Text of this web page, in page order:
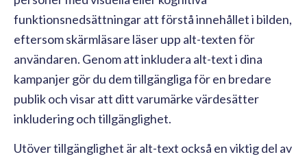
funktionsnedsättningar att förstå innehållet i bilden,
eftersom skärmläsare läser upp alt-texten för
användaren. Genom att inkludera alt-text i dina
kampanjer gör du dem tillgängliga för en bredare
publik och visar att ditt varumärke värdesätter
inkludering och tillgänglighet.
Utöver tillgänglighet är alt-text också en viktig del av